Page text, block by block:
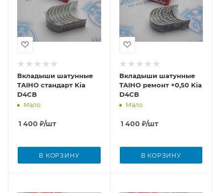
Вкладыши шатунные
TAIHO стандарт Kia
D4CB
Мало
1 400 ₽/шт
В КОРЗИНУ
Вкладыши шатунные
TAIHO ремонт +0,50 Kia
D4CB
Мало
1 400 ₽/шт
В КОРЗИНУ